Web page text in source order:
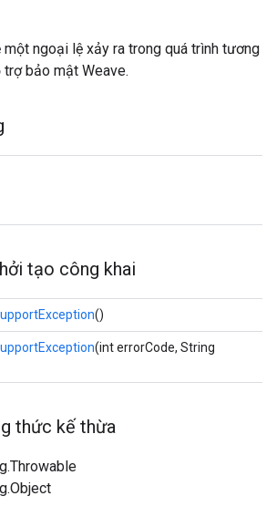
một ngoại lệ xảy ra trong quá trình tương
bảo mật Weave.
tạo công khai
()
(int errorCode, String
thức kế thừa